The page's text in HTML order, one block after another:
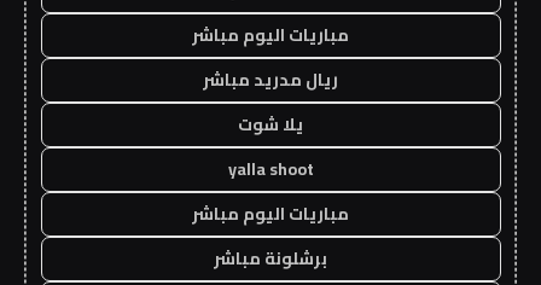
مباريات اليوم مباشر
ريال مدريد مباشر
يلا شوت
yalla shoot
مباريات اليوم مباشر
برشلونة مباشر